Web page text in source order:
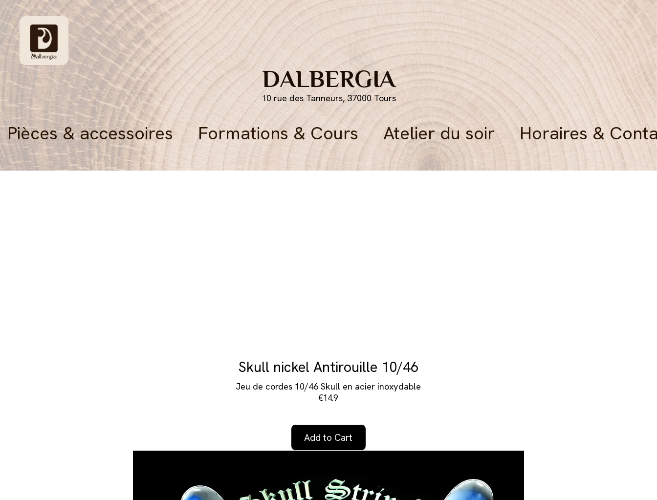
DALBERGIA
10 rue des Tanneurs, 37000 Tours
Pièces & accessoires Formations & Cours Atelier du soir Horaires &
Skull nickel Antirouille 10/46
Jeu de cordes 10/46 Skull en acier inoxydable
€14.9
Add to Cart